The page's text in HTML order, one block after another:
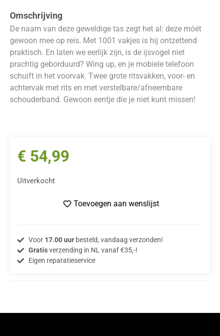
Omschrijving
De naam van deze geweldige tas zegt het al: deze móét
gewoon mee op reis. Met 1001 vakjes is hij ontzettend
praktisch. En laten we eerlijk zijn, is de ijsvogel niet
prachtig geborduurd? Wing up, en je mobiele telefoon
schuift in het voorvak. Twee grote ritsvakken, voor- en
achtervak ​​met rits en met verstelbare/afneembare
schouderband. Gewoon eentje die je niet kunt missen!
€ 54,99
Uitverkocht
Toevoegen aan wenslijst
Voor 17.00 uurbesteld, vandaag verzonden!
Gratisverzending in NL vanaf €35,-!
Eigen reparatieservice